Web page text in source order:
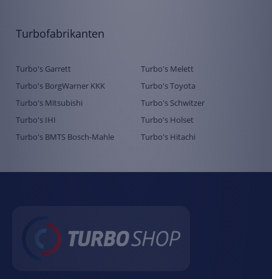
Turbofabrikanten
Turbo's Garrett
Turbo's BorgWarner KKK
Turbo's Mitsubishi
Turbo's IHI
Turbo's BMTS Bosch-Mahle
Turbo's Melett
Turbo's Toyota
Turbo's Schwitzer
Turbo's Holset
Turbo's Hitachi